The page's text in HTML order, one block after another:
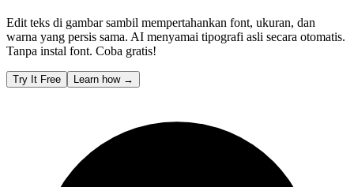
Edit teks di gambar sambil mempertahankan font, ukuran, dan
warna yang persis sama. AI menyamai tipografi asli secara otomatis.
Tanpa instal font. Coba gratis!
Try It Free Learn how →